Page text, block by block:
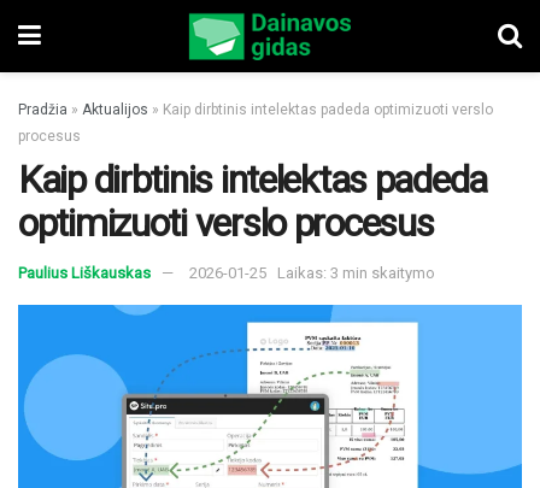
Pradžia » Aktualijos » Kaip dirbtinis intelektas padeda optimizuoti verslo
procesus
Kaip dirbtinis intelektas padeda
optimizuoti verslo procesus
Paulius Liškauskas 2026-01-25 Laikas: 3 min skaitymo